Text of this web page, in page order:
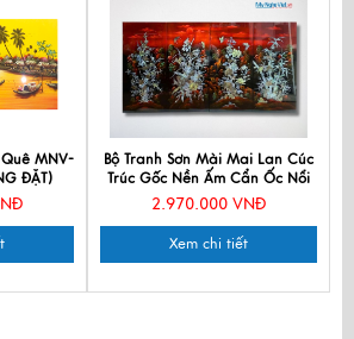
MNV-
ĐẶT)
Bộ Tranh Sơn Mài Mai Lan Cúc
Trúc Gốc Nền Ấm Cẩn Ốc Nổi
TSM365
2.970.000 VNĐ
Xem chi tiết